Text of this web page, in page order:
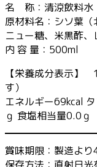
名 称：清涼飲料水
原材料名：シソ葉
ニュー糖、米黒酢、
内 容 量：500ml
【栄養成分表示】
す）
エネルギー69kcal
ｇ 食塩相当量0.0ｇ
賞味期限：製造より